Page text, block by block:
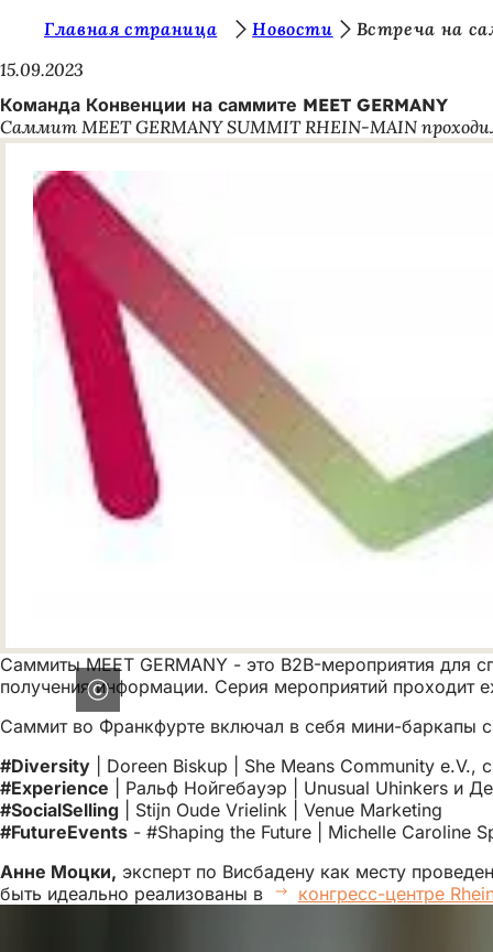
Перейти к содержимому
ы
з
д
Главная страница Новости
Встреча на
15.09.2023
Команда Конвенции на саммите MEET GERMANY
Саммит MEET GERMANY SUMMIT RHEIN-MAIN
Саммиты MEET GERMANY - это B2B-мероприятия для
получения информации. Серия мероприятий
Саммит во Франкфурте включал в себя мини-баркапы
#Diversity | Doreen Biskup | She Means Community e.V.,
#Experience | Ральф Нойгебауэр | Unusual Uhinkers и
#SocialSelling | Stijn Oude Vrielink | Venue Marketing
#FutureEvents - #Shaping the Future | Michelle Caroline
Анне Моцки, эксперт по Висбадену как месту
быть идеально реализованы в
конгресс-центре